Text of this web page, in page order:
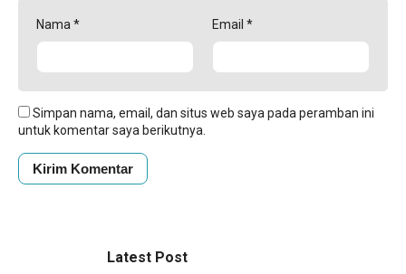
Nama * Email *
Simpan nama, email, dan situs web saya pada peramban ini
untuk komentar saya berikutnya.
Latest Post